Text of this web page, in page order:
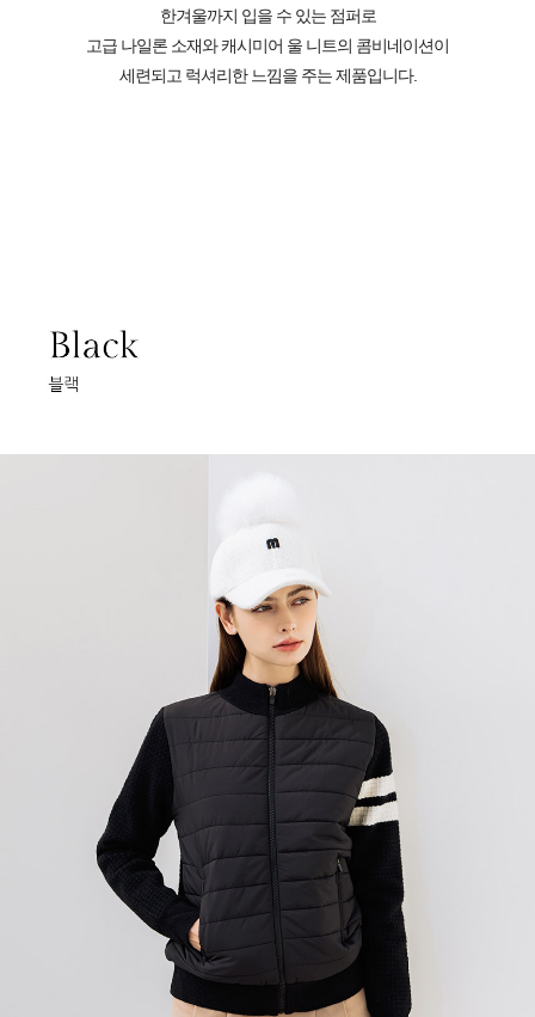
한겨울까지 입을 수 있는 점퍼로
고급 나일론 소재와 캐시미어 울 니트의 콤비네이션이
세련되고 럭셔리한 느낌을 주는 제품입니다.